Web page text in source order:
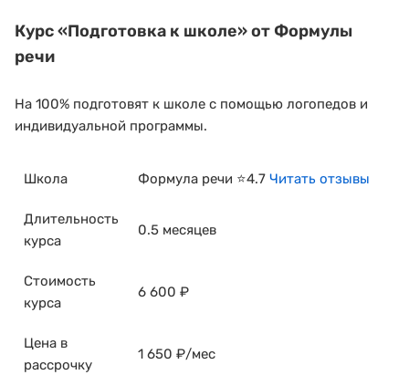
Курс«Подготовка к школе»от Формулы
речи
На 100% подготовят к школе с помощью логопедов и
индивидуальной программы.
Школа Формула речи ⭐4.7 Читать отзывы
Длительность
курса
0.5 месяцев
Стоимость
курса
6 600 ₽
Цена в
рассрочку
1 650 ₽/мес